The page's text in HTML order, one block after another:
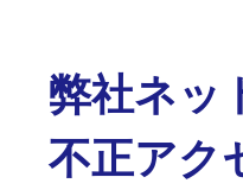
弊社ネッ
不正アク